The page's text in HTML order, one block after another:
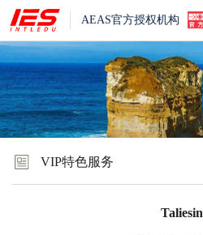
AEAS官方授权机构
VIP特色服务
Taliesin